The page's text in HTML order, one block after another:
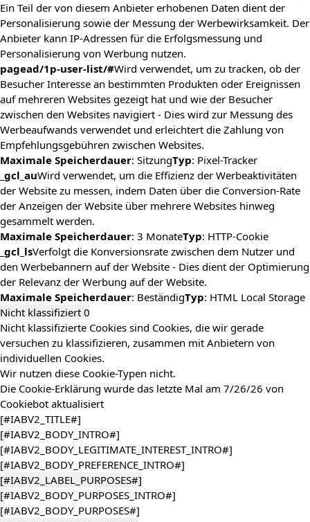
Ein Teil der von diesem Anbieter erhobenen Daten dient der
Personalisierung sowie der Messung der Werbewirksamkeit. Der
Anbieter kann IP-Adressen für die Erfolgsmessung und
Personalisierung von Werbung nutzen.
pagead/1p-user-list/#Wird verwendet, um zu tracken, ob der
Besucher Interesse an bestimmten Produkten oder Ereignissen
auf mehreren Websites gezeigt hat und wie der Besucher
zwischen den Websites navigiert - Dies wird zur Messung des
Werbeaufwands verwendet und erleichtert die Zahlung von
Empfehlungsgebühren zwischen Websites.
Maximale Speicherdauer: SitzungTyp: Pixel-Tracker
_gcl_auWird verwendet, um die Effizienz der Werbeaktivitäten
der Website zu messen, indem Daten über die Conversion-Rate
der Anzeigen der Website über mehrere Websites hinweg
gesammelt werden.
Maximale Speicherdauer: 3 MonateTyp: HTTP-Cookie
_gcl_lsVerfolgt die Konversionsrate zwischen dem Nutzer und
den Werbebannern auf der Website - Dies dient der Optimierung
der Relevanz der Werbung auf der Website.
Maximale Speicherdauer: BeständigTyp: HTML Local Storage
Nicht klassifiziert 0
Nicht klassifizierte Cookies sind Cookies, die wir gerade
versuchen zu klassifizieren, zusammen mit Anbietern von
individuellen Cookies.
Wir nutzen diese Cookie-Typen nicht.
Die Cookie-Erklärung wurde das letzte Mal am 7/26/26 von
Cookiebot aktualisiert
[#IABV2_TITLE#]
[#IABV2_BODY_INTRO#]
[#IABV2_BODY_LEGITIMATE_INTEREST_INTRO#]
[#IABV2_BODY_PREFERENCE_INTRO#]
[#IABV2_LABEL_PURPOSES#]
[#IABV2_BODY_PURPOSES_INTRO#]
[#IABV2_BODY_PURPOSES#]